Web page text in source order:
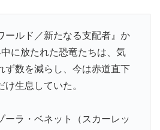
ールド／新たなる支配者』か
に放たれた恐竜たちは、気
ず数を減らし、今は赤道直下
生息していた。
ーラ・ベネット（スカーレッ